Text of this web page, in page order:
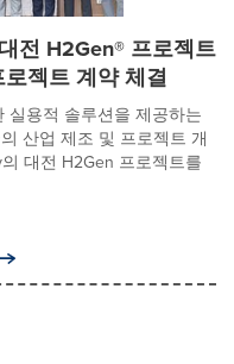
전 H2Gen® 프로젝트
젝트 계약 체결
실용적 솔루션을 제공하는
산업 제조 및 프로젝트 개
대전 H2Gen 프로젝트를